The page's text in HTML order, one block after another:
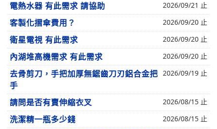
電熱水器 有此需求 請協助 2026/09/21 止
客製化摺傘費用？ 2026/09/20 止
衛星電視 有此需求 2026/09/20 止
內湖堆高機需求 有此需求 2026/09/20 止
去骨剪刀，手把加厚無鋸齒刀刃鋁合金把
手
2026/09/19 止
請問是否有賣伸縮衣叉 2026/08/15 止
洗潔精一瓶多少錢 2026/08/15 止